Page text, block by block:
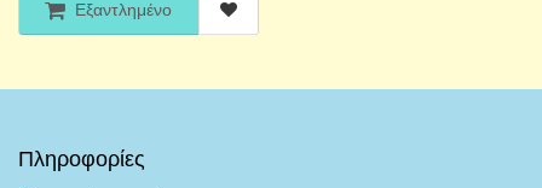
Εξαντλημένο
Πληροφορίες